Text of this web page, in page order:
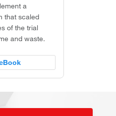
a
that scaled
of the trial
and waste.